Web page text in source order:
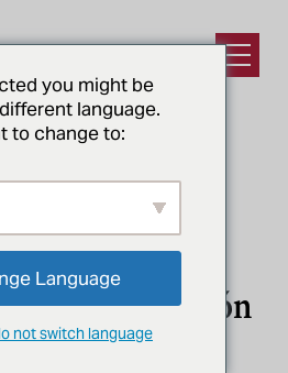
Abrir el
BRASIL
de
de alimentación
en Brasil
you might be
language.
to change to:
Language
not switch language